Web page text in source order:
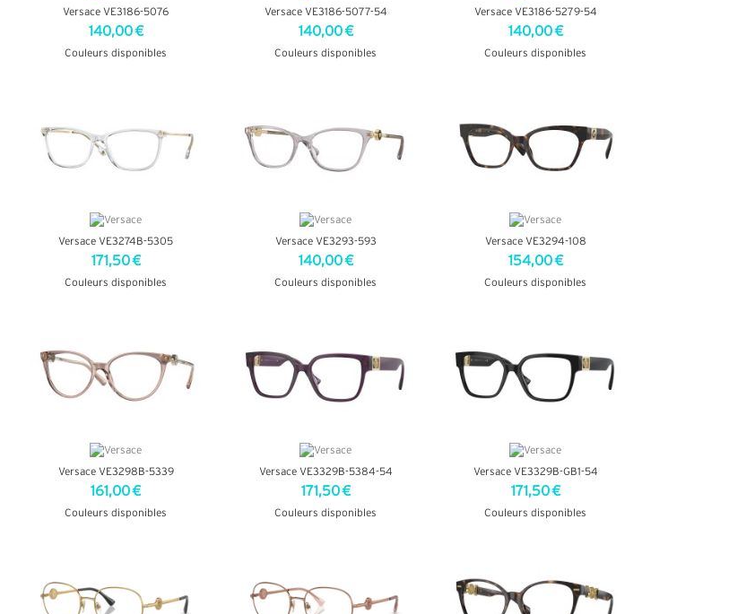
Versace VE3186-5076
140,00 €
Couleurs disponibles
Versace VE3186-5077-54
140,00 €
Couleurs disponibles
Versace VE3186-5279-54
140,00 €
Couleurs disponibles
Versace VE3274B-5305
171,50 €
Couleurs disponibles
Versace VE3293-593
140,00 €
Couleurs disponibles
Versace VE3294-108
154,00 €
Couleurs disponibles
Versace VE3298B-5339
161,00 €
Couleurs disponibles
Versace VE3329B-5384-54
171,50 €
Couleurs disponibles
Versace VE3329B-GB1-54
171,50 €
Couleurs disponibles